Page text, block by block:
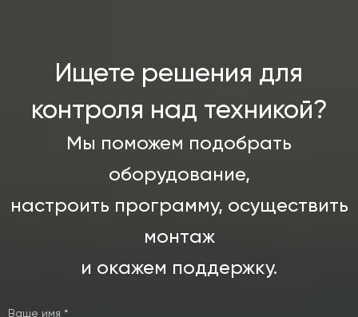
Ищете решения для
контроля над техникой?
Мы поможем подобрать
оборудование,
настроить программу, осуществить
монтаж
и окажем поддержку.